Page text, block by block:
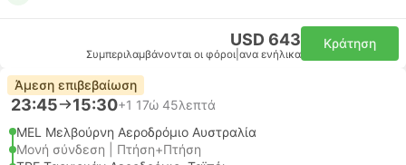
USD 643
Συμπεριλαμβάνονται οι φόροι ανα ενήλικα
Κράτηση
Άμεση επιβεβαίωση
23:45 15:30+1 17ώ 45λεπτά
MEL Μελβούρνη Αεροδρόμιο Αυστραλία
Μονή σύνδεση | Πτήση+Πτήση